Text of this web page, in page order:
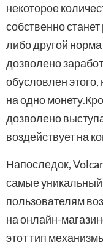
некоторое
собственно
либо другой
дозволено
обусловлен
на одно
дозволено
воздействует на
Напоследок,
самые
пользователям
на онлайн-
этот тип